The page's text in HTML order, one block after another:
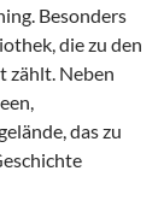
Besonders
die zu den
zählt. Neben
das zu